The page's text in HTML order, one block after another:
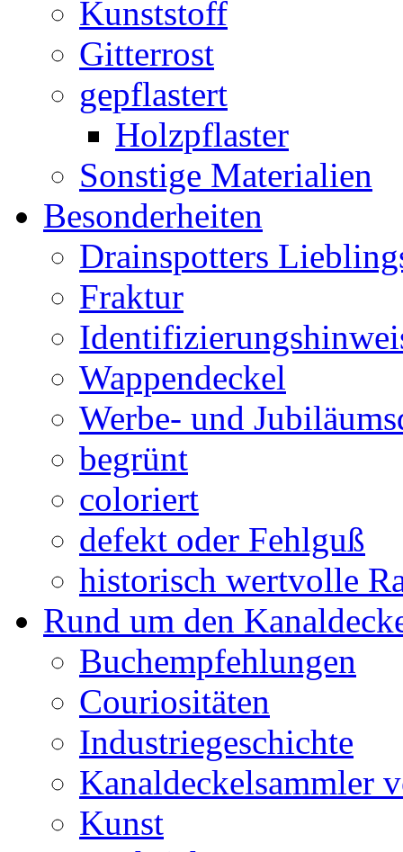
Kunststoff
Gitterrost
gepflastert
Holzpflaster
Sonstige Materialien
Besonderheiten
Drainspotters
Fraktur
Wappendeckel
Werbe- und
begrünt
coloriert
defekt oder Fehlguß
historisch wertvolle
Rund um den
Buchempfehlungen
Couriositäten
Industriegeschichte
Kanaldeckelsammler
Kunst